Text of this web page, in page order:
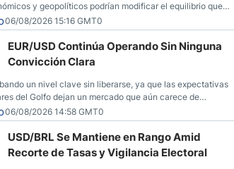
y geopolíticos podrían modificar el equilibrio que
en las últimas semanas.
06/08/2026 15:16 GMT0
EUR/USD Continúa Operando Sin Ninguna
Convicción Clara
un nivel clave sin liberarse, ya que las expectativas
del Golfo dejan un mercado que aún carece de
06/08/2026 14:58 GMT0
USD/BRL Se Mantiene en Rango Amid
Recorte de Tasas y Vigilancia Electoral